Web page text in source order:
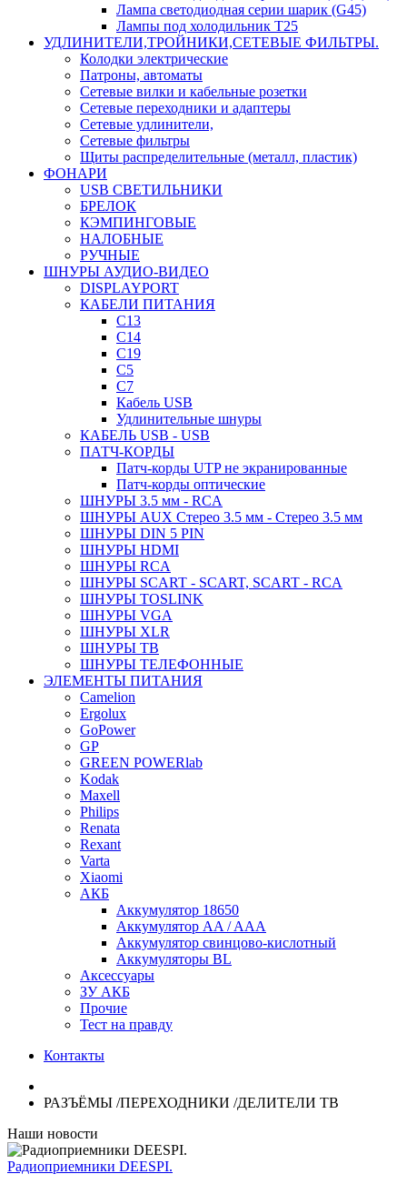
Лампа светодиодная серии шарик (G45)
Лампы под холодильник T25
УДЛИНИТЕЛИ,ТРОЙНИКИ,СЕТЕВЫЕ ФИЛЬТРЫ.
Колодки электрические
Патроны, автоматы
Сетевые вилки и кабельные розетки
Сетевые переходники и адаптеры
Сетевые удлинители,
Сетевые фильтры
Щиты распределительные (металл, пластик)
ФОНАРИ
USB СВЕТИЛЬНИКИ
БРЕЛОК
КЭМПИНГОВЫЕ
НАЛОБНЫЕ
РУЧНЫЕ
ШНУРЫ АУДИО-ВИДЕО
DISPLAYPORT
КАБЕЛИ ПИТАНИЯ
C13
C14
C19
C5
C7
Кабель USB
Удлинительные шнуры
КАБЕЛЬ USB - USB
ПАТЧ-КОРДЫ
Патч-корды UTP не экранированные
Патч-корды оптические
ШНУРЫ 3.5 мм - RCA
ШНУРЫ AUX Стерео 3.5 мм - Стерео 3.5 мм
ШНУРЫ DIN 5 PIN
ШНУРЫ HDMI
ШНУРЫ RCA
ШНУРЫ SCART - SCART, SCART - RCA
ШНУРЫ TOSLINK
ШНУРЫ VGA
ШНУРЫ XLR
ШНУРЫ ТВ
ШНУРЫ ТЕЛЕФОННЫЕ
ЭЛЕМЕНТЫ ПИТАНИЯ
Camelion
Ergolux
GoPower
GP
GREEN POWERlab
Kodak
Maxell
Philips
Renata
Rexant
Varta
Xiaomi
АКБ
Аккумулятор 18650
Аккумулятор AA / AAA
Аккумулятор свинцово-кислотный
Аккумуляторы BL
Аксессуары
ЗУ АКБ
Прочие
Тест на правду
Контакты
РАЗЪЁМЫ /ПЕРЕХОДНИКИ /ДЕЛИТЕЛИ ТВ
Наши новости
Радиоприемники DEESPI.